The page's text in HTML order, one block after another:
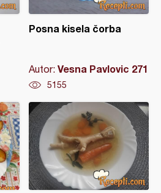
Posna kisela čorba
Autor: Vesna Pavlovic 271
5155